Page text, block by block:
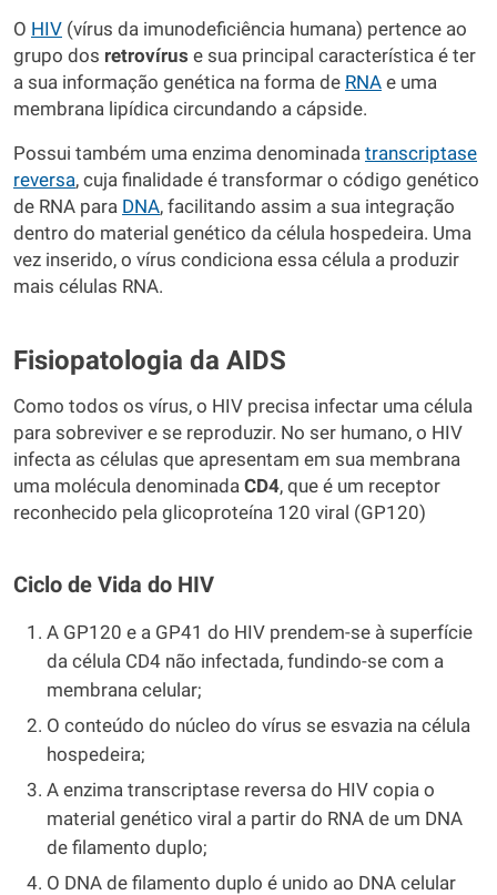
O HIV (vírus da imunodeficiência humana) pertence ao
grupo dos retrovírus e sua principal característica é ter
a sua informação genética na forma de RNA e uma
membrana lipídica circundando a cápside.
Possui também uma enzima denominada transcriptase
reversa, cuja finalidade é transformar o código genético
de RNA para DNA, facilitando assim a sua integração
dentro do material genético da célula hospedeira. Uma
vez inserido, o vírus condiciona essa célula a produzir
mais células RNA.
Fisiopatologia da AIDS
Como todos os vírus, o HIV precisa infectar uma célula
para sobreviver e se reproduzir. No ser humano, o HIV
infecta as células que apresentam em sua membrana
uma molécula denominada CD4, que é um receptor
reconhecido pela glicoproteína 120 viral (GP120)
Ciclo de Vida do HIV
A GP120 e a GP41 do HIV prendem-se à superfície
da célula CD4 não infectada, fundindo-se com a
membrana celular;
O conteúdo do núcleo do vírus se esvazia na célula
hospedeira;
A enzima transcriptase reversa do HIV copia o
material genético viral a partir do RNA de um DNA
de filamento duplo;
O DNA de filamento duplo é unido ao DNA celular